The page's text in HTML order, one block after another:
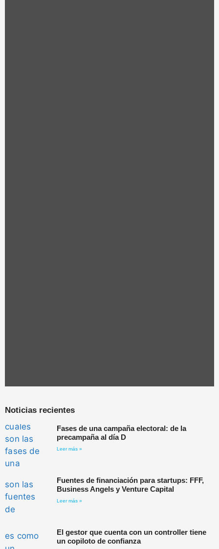
Noticias recientes
Fases de una campaña electoral: de la
precampaña al día D
Leer más »
Fuentes de financiación para startups: FFF,
Business Angels y Venture Capital
Leer más »
El gestor que cuenta con un controller tiene
un copiloto de confianza